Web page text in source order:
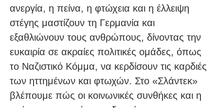
ανεργία, η πείνα, η φτώχεια και η έλλειψη
στέγης μαστίζουν τη Γερμανία και
εξαθλιώνουν τους ανθρώπους, δίνοντας την
ευκαιρία σε ακραίες πολιτικές ομάδες, όπως
το Ναζιστικό Κόμμα, να κερδίσουν τις καρδιές
των ηττημένων και φτωχών. Στο «Σλάντεκ»
βλέπουμε πώς οι κοινωνικές συνθήκες και η